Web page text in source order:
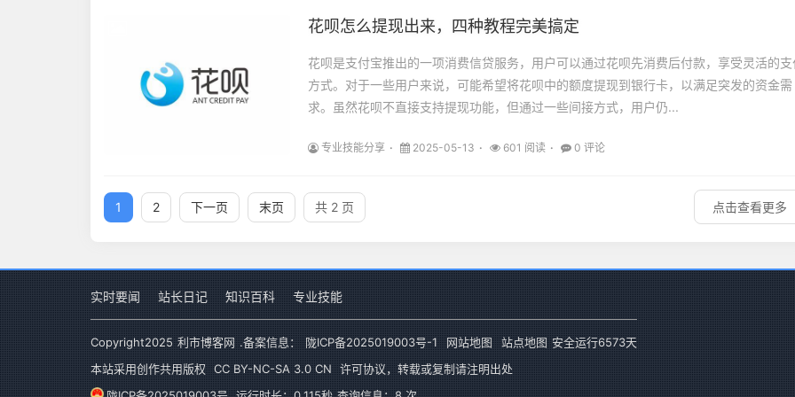
花呗怎么提现出来，四种教程完美搞定
花呗是支付宝推出的一项消费信贷服务，用户可以通过花呗先消费后付款，享受灵活的支
方式。对于一些用户来说，可能希望将花呗中的额度提现到银行卡，以满足突发的资金需
求。虽然花呗不直接支持提现功能，但通过一些间接方式，用户仍...
专业技能分享 2025-05-13 601 阅读 0 评论
1 2 下一页 末页 共 2 页 点击查看更多
实时要闻 站长日记 知识百科 专业技能
Copyright2025 利市博客网 .备案信息： 陇ICP备2025019003号-1 网站地图 站点地图 安全运行6573天
本站采用创作共用版权 CC BY-NC-SA 3.0 CN 许可协议，转载或复制请注明出处